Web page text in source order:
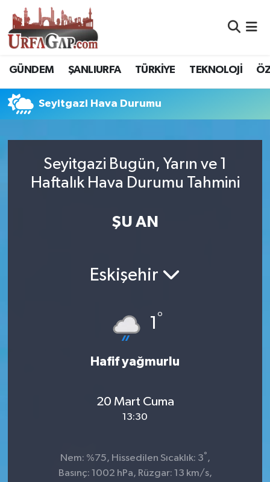
GÜNDEM ŞANLIURFA TÜRKİYE TEKNOLOJİ
Seyitgazi Hava Durumu
Seyitgazi Bugün, Yarın ve 1
Haftalık Hava Durumu Tahmini
ŞU AN
Eskişehir
1 °
Hafif yağmurlu
20 Mart Cuma
13:30
Nem: %75, Hissedilen Sıcaklık: 3° ,
Basınç: 1002 hPa, Rüzgar: 13 km/s,
Nöbetçi Eczaneler
Hava Durumu
Namaz Vakitleri
Trafik Durumu
Süper Lig Puan Durumu ve Fikstür
Son Dakika Haberleri